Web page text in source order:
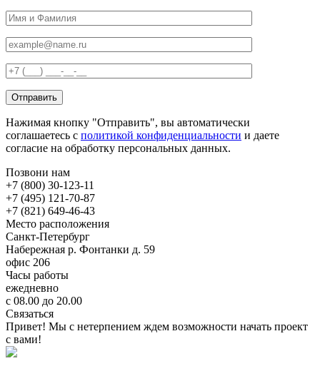
Нажимая кнопку "Отправить", вы автоматически
соглашаетесь с политикой конфиденциальности и даете
согласие на обработку персональных данных.
Позвони нам
+7 (800) 30-123-11
+7 (495) 121-70-87
+7 (821) 649-46-43
Место расположения
Санкт-Петербург
Набережная р. Фонтанки д. 59
офис 206
Часы работы
ежедневно
с 08.00 до 20.00
Связаться
Привет! Мы с нетерпением ждем возможности начать проект
с вами!